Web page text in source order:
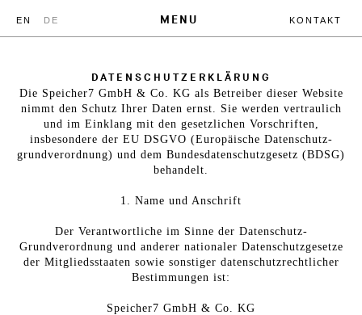
EN DE MENU KONTAKT
DATENSCHUTZERKLÄRUNG
Die Speicher7 GmbH & Co. KG als Betreiber dieser Website
nimmt den Schutz Ihrer Daten ernst. Sie werden vertraulich
und im Einklang mit den gesetzlichen Vorschriften,
insbesondere der EU DSGVO (Europäische Datenschutz-
grundverordnung) und dem Bundesdatenschutzgesetz (BDSG)
behandelt.
1. Name und Anschrift
Der Verantwortliche im Sinne der Datenschutz-
Grundverordnung und anderer nationaler Datenschutzgesetze
der Mitgliedsstaaten sowie sonstiger datenschutzrechtlicher
Bestimmungen ist:
Speicher7 GmbH & Co. KG